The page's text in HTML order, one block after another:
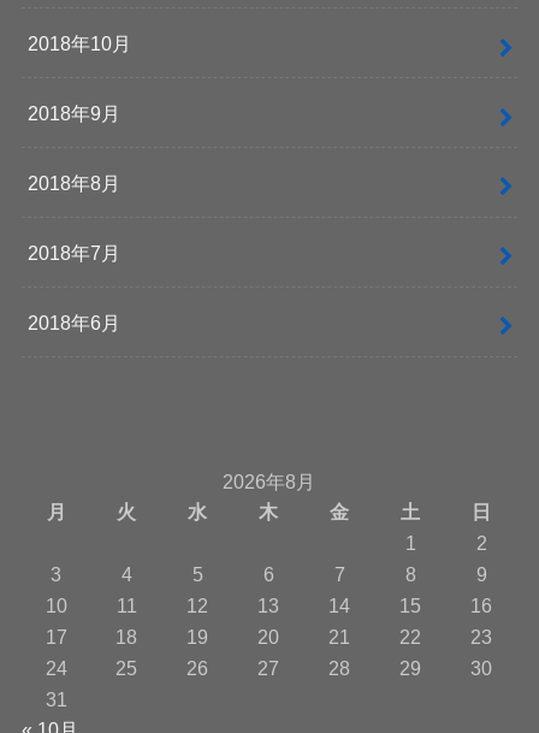
2018年10月
2018年9月
2018年8月
2018年7月
2018年6月
2026年8月
月
火 水 木 金 土
日
1
2
3
4 5 6 7 8
9
10
11 12 13 14 15
16
17
18 19 20 21 22
23
24
25 26 27 28 29
30
31